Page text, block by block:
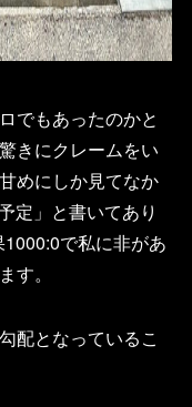
でもあったのかと
きにクレームをい
めにしか見てなか
定」と書いてあり
で私に非があ
す。
配となっているこ